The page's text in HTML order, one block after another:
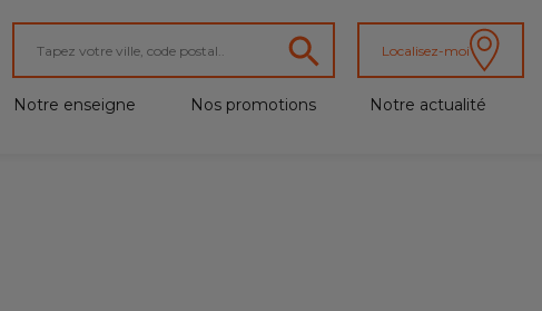
Localisez-moi
Notre enseigne Nos promotions Notre actualité